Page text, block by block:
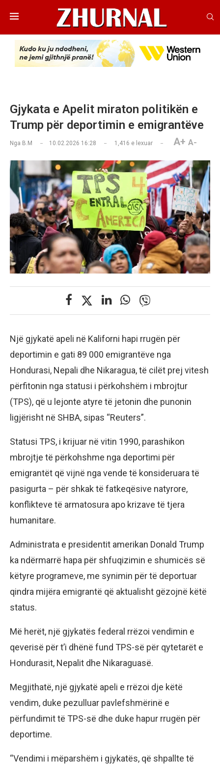
Gjykata e Apelit miraton politikën e
Trump për deportimin e emigrantëve
Nga B.M 10.02.2026 16:28 1,416 e lexuar A+ A-
Një gjykatë apeli në Kaliforni hapi rrugën për
deportimin e gati 89 000 emigrantëve nga
Hondurasi, Nepali dhe Nikaragua, të cilët prej vitesh
përfitonin nga statusi i përkohshëm i mbrojtur
(TPS), që u lejonte atyre të jetonin dhe punonin
ligjërisht në SHBA, sipas “Reuters”.
Statusi TPS, i krijuar në vitin 1990, parashikon
mbrojtje të përkohshme nga deportimi për
emigrantët që vijnë nga vende të konsideruara të
pasigurta – për shkak të fatkeqësive natyrore,
konflikteve të armatosura apo krizave të tjera
humanitare.
Administrata e presidentit amerikan Donald Trump
ka ndërmarrë hapa për shfuqizimin e shumicës së
këtyre programeve, me synimin për të deportuar
qindra mijëra emigrantë që aktualisht gëzojnë këtë
status.
Më herët, një gjykatës federal rrëzoi vendimin e
qeverisë për t’i dhënë fund TPS-së për qytetarët e
Hondurasit, Nepalit dhe Nikaraguasë.
Megjithatë, një gjykatë apeli e rrëzoi dje këtë
vendim, duke pezulluar pavlefshmërinë e
përfundimit të TPS-së dhe duke hapur rrugën për
deportime.
“Vendimi i mëparshëm i gjykatës, që shpallte të